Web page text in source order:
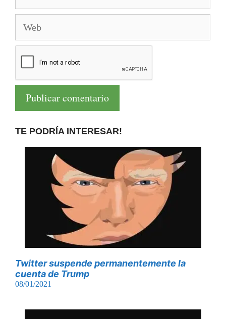
TE PODRÍA INTERESAR!
Twitter suspende permanentemente la
cuenta de Trump
08/01/2021